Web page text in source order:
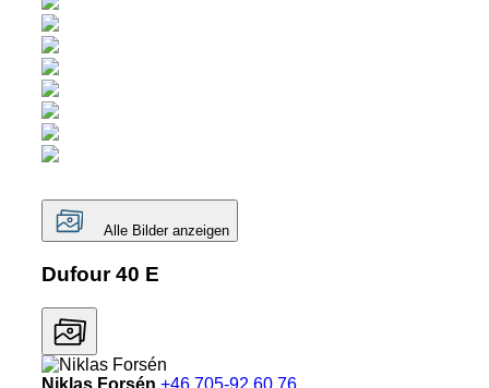
Alle Bilder anzeigen
Dufour 40 E
Niklas Forsén +46 705-92 60 76